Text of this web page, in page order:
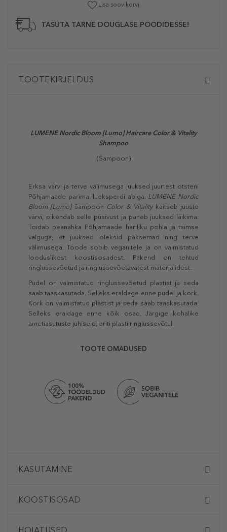
Lisa soovikorvi
TASUTA TARNE DOUGLASE POODIDESSE!
TOOTEKIRJELDUS
LUMENE Nordic Bloom [Lumo] Haircare Color & Vitality
Shampoo
(Šampoon)
Erksa värvi ja terve välimusega juuksed juurtest otsteni
Põhjamaade parima ilueksperdi abiga. LUMENE Nordic
Bloom [Lumo]šampoon Color & Vitalitykaitseb juuste
värvi, pikendab selle püsivust ja paneb juuksed läikima.
Toidab peanahka Põhjamaade hariliku pohla ja taimse
valguga, et juuksed oleksid paksemad ning terve
välimusega. Toode sobib veganitele ja on valmistatud
looduslikest koostisosadest. Pakend on tehtud
ringlussevõetud ja ringlussevõetavatest materjalidest.
Pudel on valmistatud ringlussevõetud plastist ja seda
saab taaskasutada. Selleks eraldage enne pudel ja kork.
Kork on valmistatud plastist ja seda saab taaskasutada.
Selleks eraldage enne kõik osad. Järgige kohalike
ametiasutuste juhiseid, eriti plasti ringlussevõtul.
TOOTE OMADUSED
KASUTAMINE
KOOSTISOSAD